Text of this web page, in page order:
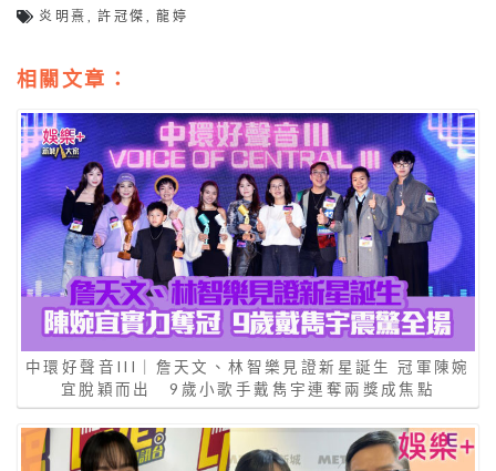
炎明熹 ,許冠傑 ,龍婷
相關文章：
中環好聲音III｜詹天文、林智樂見證新星誕生 冠軍陳婉
宜脫穎而出 9歲小歌手戴雋宇連奪兩獎成焦點